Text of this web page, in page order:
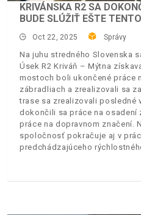
KRIVÁNSKA R2 SA
BUDE SLÚŽIŤ EŠTE
Oct 22, 2025 Správy
Na juhu stredného Slovenska
Úsek R2 Kriváň – Mýtna
mostoch boli ukončené práce
zábradliach a zrealizovali sa
trase sa zrealizovali posledné
dokončili sa práce na osadení
práce na dopravnom značení.
spoločnosť pokračuje aj v
predchádzajúceho